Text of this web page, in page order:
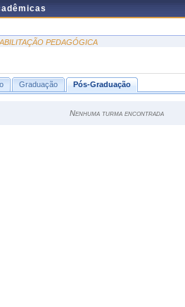
PEDAGÓGICA
Graduação Pós-Graduação
Nenhuma turma encontrada